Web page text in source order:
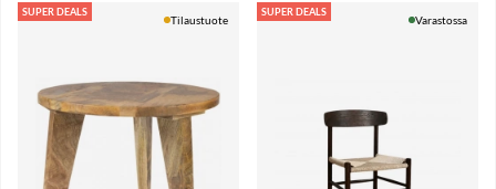
SUPER DEALS
Tilaustuote
SUPER DEALS
Varastossa